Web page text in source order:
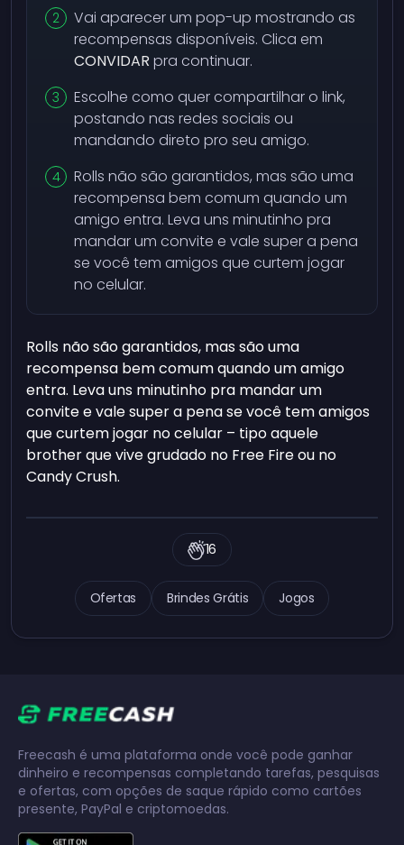
Vai aparecer um pop-up mostrando as
recompensas disponíveis. Clica em
CONVIDAR pra continuar.
Escolhe como quer compartilhar o link,
postando nas redes sociais ou
mandando direto pro seu amigo.
Rolls não são garantidos, mas são uma
recompensa bem comum quando um
amigo entra. Leva uns minutinho pra
mandar um convite e vale super a pena
se você tem amigos que curtem jogar
no celular.
Rolls não são garantidos, mas são uma
recompensa bem comum quando um amigo
entra. Leva uns minutinho pra mandar um
convite e vale super a pena se você tem amigos
que curtem jogar no celular – tipo aquele
brother que vive grudado no Free Fire ou no
Candy Crush.
Ofertas Brindes Grátis Jogos
16
Freecash é uma plataforma onde você pode ganhar
dinheiro e recompensas completando tarefas, pesquisas
e ofertas, com opções de saque rápido como cartões
presente, PayPal e criptomoedas.